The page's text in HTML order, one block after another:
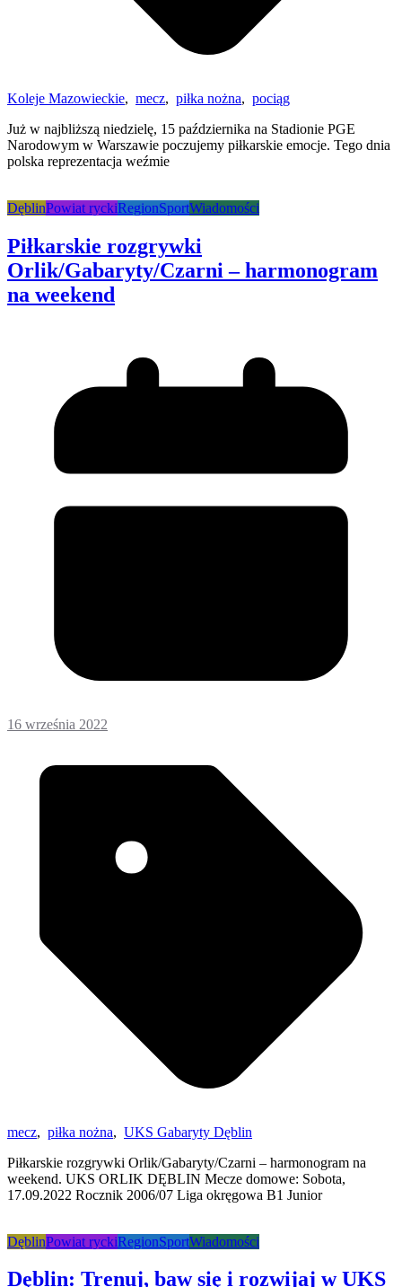
Koleje Mazowieckie, mecz, piłka nożna, pociąg
Już w najbliższą niedzielę, 15 października na Stadionie PGE
Narodowym w Warszawie poczujemy piłkarskie emocje. Tego dnia
polska reprezentacja weźmie
DęblinPowiat ryckiRegionSportWiadomości
Piłkarskie rozgrywki
Orlik/Gabaryty/Czarni – harmonogram
na weekend
16 września 2022
mecz, piłka nożna, UKS Gabaryty Dęblin
Piłkarskie rozgrywki Orlik/Gabaryty/Czarni – harmonogram na
weekend. UKS ORLIK DĘBLIN Mecze domowe: Sobota,
17.09.2022 Rocznik 2006/07 Liga okręgowa B1 Junior
DęblinPowiat ryckiRegionSportWiadomości
Dęblin: Trenuj, baw się i rozwijaj w UKS